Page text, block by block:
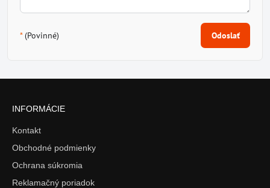
*(Povinné) Odoslať
INFORMÁCIE
Kontakt
Obchodné podmienky
Ochrana súkromia
Reklamačný poriadok